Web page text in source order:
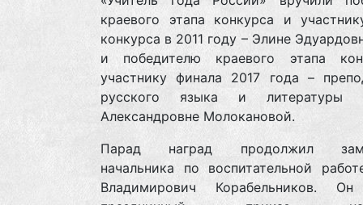
краевого этапа конкурса и
конкурса в 2011 году – Элине
и победителю краевого этапа
участнику финала 2017 года –
русского языка и литературы
Александровне Молокановой.
Парад наград продолжил
начальника по воспитательной
Владимирович Корабельников. Он